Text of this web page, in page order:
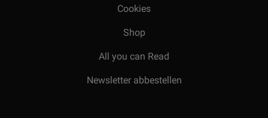
Cookies
Shop
All you can Read
Newsletter abbestellen